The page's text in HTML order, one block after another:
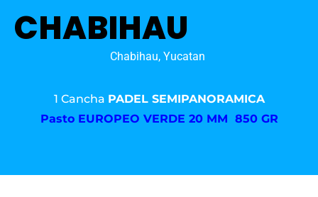
CHABIHAU
Chabihau, Yucatan
1 Cancha PADEL SEMIPANORAMICA
Pasto EUROPEO VERDE 20 MM 850 GR